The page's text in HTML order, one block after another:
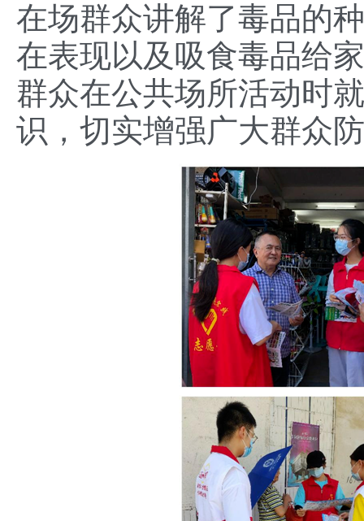
在场群众讲解了毒品的
在表现以及吸食毒品给
群众在公共场所活动时
识，切实增强广大群众